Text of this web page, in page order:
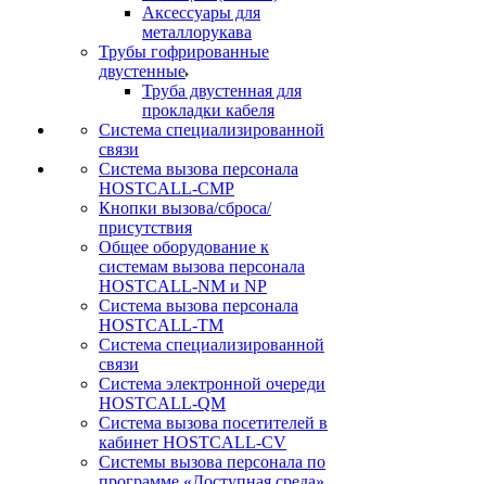
Аксессуары для
металлорукава
Трубы гофрированные
двустенные
Труба двустенная для
прокладки кабеля
Система специализированной
связи
Cистема вызова персонала
HOSTCALL-CMP
Кнопки вызова/сброса/
присутствия
Общее оборудование к
системам вызова персонала
HOSTCALL-NM и NP
Система вызова персонала
HOSTCALL-TM
Система специализированной
связи
Система электронной очереди
HOSTCALL-QM
Cистема вызова посетителей в
кабинет HOSTCALL-CV
Системы вызова персонала по